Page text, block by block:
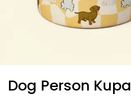
Dog Person Kupa